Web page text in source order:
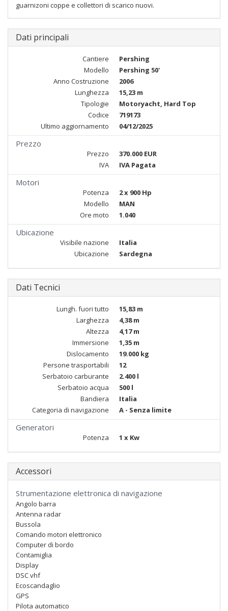
guarnizoni coppe e collettori di scarico nuovi.
Dati principali
Cantiere
Pershing
Modello
Pershing 50'
Anno Costruzione
2006
Lunghezza
15,23 m
Tipologie
Motoryacht, Hard Top
Codice
719173
Ultimo aggiornamento
04/12/2025
Prezzo
Prezzo
370.000 EUR
IVA
IVA Pagata
Motori
Potenza
2 x 900 Hp
Modello
MAN
Ore moto
1.040
Ubicazione
Visibile nazione
Italia
Ubicazione
Sardegna
Dati Tecnici
Lungh. fuori tutto
15,83 m
Larghezza
4,38 m
Altezza
4,17 m
Immersione
1,35 m
Dislocamento
19.000 kg
Persone trasportabili
12
Serbatoio carburante
2.400 l
Serbatoio acqua
500 l
Bandiera
Italia
Categoria di navigazione
A - Senza limite
Generatori
Potenza 1 x Kw
Accessori
Strumentazione elettronica di navigazione
Angolo barra
Antenna radar
Bussola
Comando motori elettronico
Computer di bordo
Contamiglia
Display
DSC vhf
Ecoscandaglio
GPS
Pilota automatico